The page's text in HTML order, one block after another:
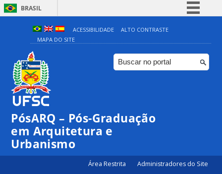
BRASIL
Simplifique!
Comunica BR
Participe
ACESSIBILIDADE
ALTO CONTRASTE
MAPA DO SITE
PósARQ – Pós-Graduação
em Arquitetura e
Urbanismo
Área Restrita Administradores do Site